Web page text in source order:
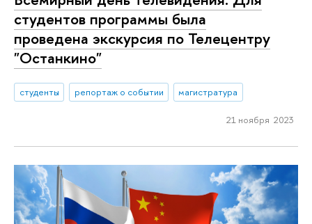
студентов программы была
проведена экскурсия по Телецентру
"Останкино"
студенты репортаж о событии магистратура
21 ноября 2023